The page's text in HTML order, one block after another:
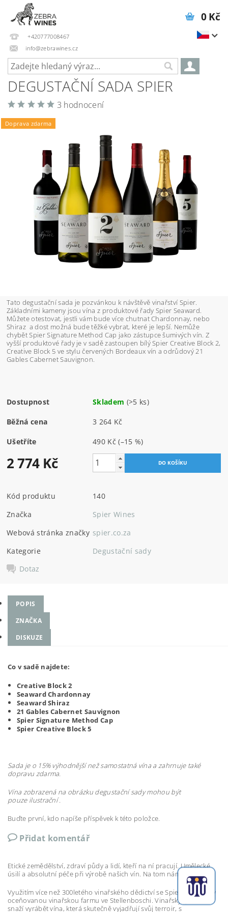
+420777008467
info@zebrawines.cz
0 Kč
DEGUSTAČNÍ SADA SPIER
3 hodnocení
Doprava zdarma
Tato degustační sada je pozvánkou k návštěvě vinařství Spier.
Základními kameny jsou vína z produktové řady Spier Seaward.
Můžete otestovat, jestli vám bude více chutnat Chardonnay, nebo
Shiraz a dost možná bude těžké vybrat, které je lepší. Nemůže
chybět Spier Signature Method Cap jako zástupce šumivých vín. Z
vyšší produktové řady je v sadě zastoupen bílý Spier Creative Block 2,
Creative Block 5 ve stylu červených Bordeaux vín a odrůdový 21
Gables Cabernet Sauvignon.
Dostupnost Skladem (>5 ks)
Běžná cena 3 264 Kč
Ušetříte 490 Kč(–15 %)
2 774 Kč
Kód produktu
140
Značka
Spier Wines
Webová stránka značky spier.co.za
Kategorie
Degustační sady
Dotaz
POPIS
ZNAČKA
DISKUZE
Co v sadě najdete:
Creative Block 2
Seaward Chardonnay
Seaward Shiraz
21 Gables Cabernet Sauvignon
Spier Signature Method Cap
Spier Creative Block 5
Sada je o 15% výhodnější než samostatná vína a zahrnuje také
dopravu zdarma.
Vína zobrazená na obrázku degustační sady mohou být
pouze ilustrační .
Buďte první, kdo napíše příspěvek k této položce.
Přidat komentář
Etické zemědělství, zdraví půdy a lidí, kteří na ní pracují. Umělecké
úsilí a absolutní péče při výrobě našich vín. Na tom nám záleží.
Využitím více než 300letého vinařského dědictví se Spier proměnil v
oceňovanou vinařskou farmu ve Stellenboschi. Vinařský tým se
snaží vyrábět vína, která skutečně vyjadřují svůj terroir, s